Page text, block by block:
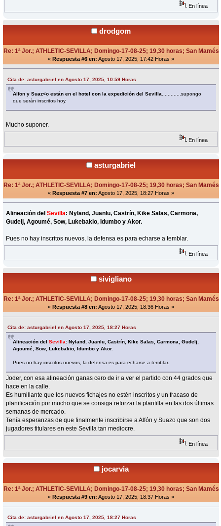
En línea
drodgom
Re: 1ª Jor.; ATHLETIC-SEVILLA; Domingo-17-08-25; 19,30 horas; San Mamés
« Respuesta #6 en: Agosto 17, 2025, 17:42 Horas »
Cita de: asturgabriel en Agosto 17, 2025, 10:59 Horas
Alfon y Suaz<o están en el hotel con la expedición del Sevilla
.............supongo
que serán inscritos hoy.
Mucho suponer.
En línea
asturgabriel
Re: 1ª Jor.; ATHLETIC-SEVILLA; Domingo-17-08-25; 19,30 horas; San Mamés
« Respuesta #7 en: Agosto 17, 2025, 18:27 Horas »
Alineación delSevilla: Nyland, Juanlu, Castrín, Kike Salas, Carmona,
Gudelj, Agoumé, Sow, Lukebakio, Idumbo y Akor.
Pues no hay inscritos nuevos, la defensa es para echarse a temblar.
En línea
sivigliano
Re: 1ª Jor.; ATHLETIC-SEVILLA; Domingo-17-08-25; 19,30 horas; San Mamés
« Respuesta #8 en: Agosto 17, 2025, 18:36 Horas »
Cita de: asturgabriel en Agosto 17, 2025, 18:27 Horas
Alineación delSevilla: Nyland, Juanlu, Castrín, Kike Salas, Carmona, Gudelj,
Agoumé, Sow, Lukebakio, Idumbo y Akor.
Pues no hay inscritos nuevos, la defensa es para echarse a temblar.
Joder, con esa alineación ganas cero de ir a ver el partido con 44 grados que
hace en la calle.
Es humillante que los nuevos fichajes no estén inscritos y un fracaso de
planificación por mucho que se consiga reforzar la plantilla en las dos últimas
semanas de mercado.
Tenía esperanzas de que finalmente inscribirse a Alfón y Suazo que son dos
jugadores titulares en este Sevilla tan mediocre.
En línea
jocarvia
Re: 1ª Jor.; ATHLETIC-SEVILLA; Domingo-17-08-25; 19,30 horas; San Mamés
« Respuesta #9 en: Agosto 17, 2025, 18:37 Horas »
Cita de: asturgabriel en Agosto 17, 2025, 18:27 Horas